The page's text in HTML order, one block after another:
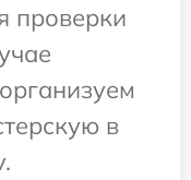
проверки
в